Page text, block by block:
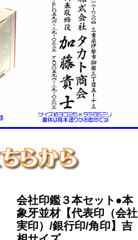
会社印鑑３本セット●本
象牙並材【代表印（会社
実印）/銀行印/角印】吉